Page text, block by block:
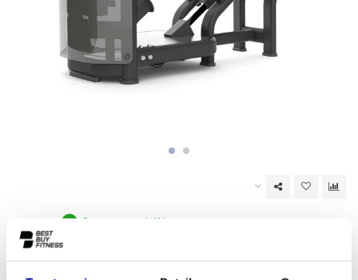
Op voorraad (1)
EAN Code: 6017438112148